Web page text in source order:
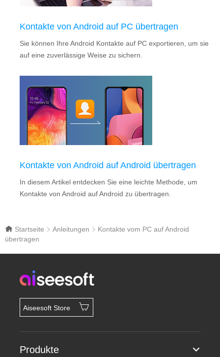
Kontakte von Android auf PC übertragen
Sie können Ihre Android Kontakte auf PC exportieren, um sie
auf eine zuverlässige Weise zu sichern.
Kontakte von Android auf Android übertragen
In diesem Artikel entdecken Sie eine leichte Methode, um
Kontakte von Android auf Android zu übertragen.
Startseite Anleitungen
Kontakte vom PC auf Android
übertragen
Aiseesoft Store
Produkte